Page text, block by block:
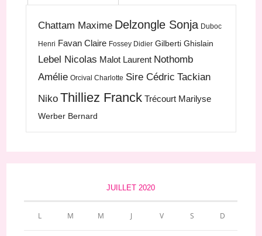
Chattam Maxime Delzongle Sonja Duboc
Henri Favan Claire Fossey Didier Gilberti Ghislain
Lebel Nicolas Malot Laurent Nothomb
Amélie Orcival Charlotte Sire Cédric Tackian
Niko Thilliez Franck Trécourt Marilyse
Werber Bernard
JUILLET 2020
L M M J V S D